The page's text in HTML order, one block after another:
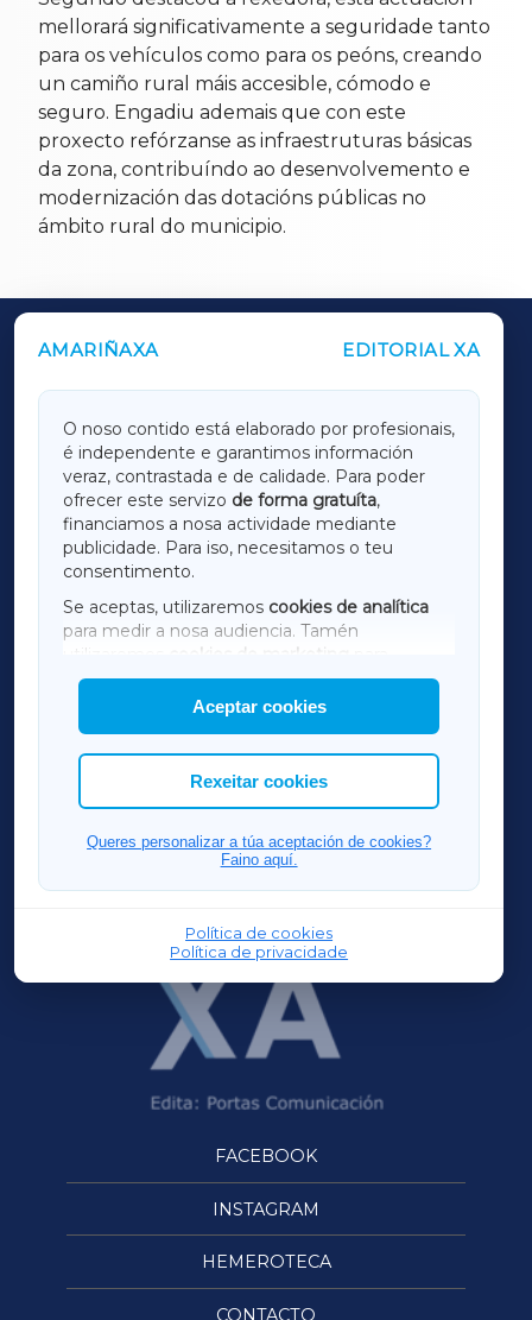
mellorará significativamente a seguridade tanto
para os vehículos como para os peóns, creando
un camiño rural máis accesible, cómodo e
seguro. Engadiu ademais que con este
proxecto refórzanse as infraestruturas básicas
da zona, contribuíndo ao desenvolvemento e
modernización das dotacións públicas no
ámbito rural do municipio.
AMARIÑAXA EDITORIAL XA
O noso contido está elaborado por profesionais,
é independente e garantimos información
veraz, contrastada e de calidade. Para poder
ofrecer este servizo de forma gratuíta,
financiamos a nosa actividade mediante
publicidade. Para iso, necesitamos o teu
consentimento.
Se aceptas, utilizaremos cookies de analítica
para medir a nosa audiencia. Tamén
utilizaremos
cookies de marketing
mostrar publicidade de terceiros.
Así mesmo, podes personalizar a elección das
cookies que desexas permitir.
Aceptar cookies
Rexeitar cookies
Queres personalizar a túa aceptación de cookies?
Faino aquí.
Política de cookies
Política de privacidade
OUTROS PERIÓDICOS
LUGOXA
TERRACHAXA
AMARIÑAXA
RIBEIRASACRAXA
ACORUÑAXA
FERROLXA
OURENSEXA
FACEBOOK
INSTAGRAM
HEMEROTECA
CONTACTO